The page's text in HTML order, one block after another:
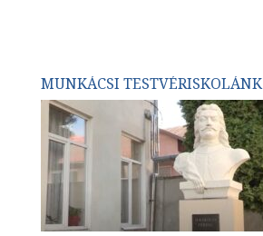
MUNKÁCSI TESTVÉRISKOLÁNK